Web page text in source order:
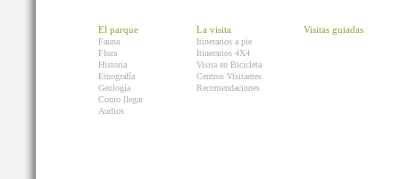
El parque
Fauna
Flora
Historia
Etnografía
Geología
Como llegar
Audios
La visita
Itinerarios a pie
Itinerarios 4X4
Visita en Bicicleta
Centros Visitantes
Recomendaciones
Visitas guiadas